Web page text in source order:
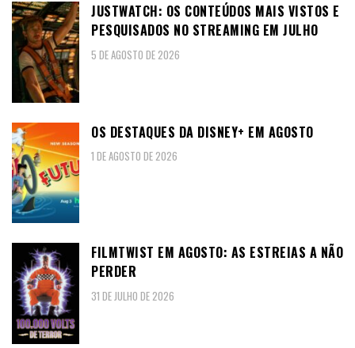
JUSTWATCH: OS CONTEÚDOS MAIS VISTOS E
PESQUISADOS NO STREAMING EM JULHO
5 DE AGOSTO DE 2026
OS DESTAQUES DA DISNEY+ EM AGOSTO
1 DE AGOSTO DE 2026
FILMTWIST EM AGOSTO: AS ESTREIAS A NÃO
PERDER
31 DE JULHO DE 2026